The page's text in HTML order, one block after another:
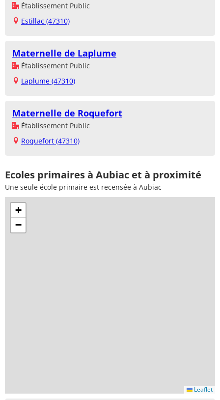
Établissement Public
Estillac (47310)
Maternelle de Laplume
Établissement Public
Laplume (47310)
Maternelle de Roquefort
Établissement Public
Roquefort (47310)
Ecoles primaires à Aubiac et à proximité
Une seule école primaire est recensée à Aubiac
+
−
Leaflet